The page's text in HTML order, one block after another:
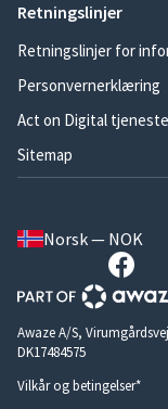
Retningslinjer
Retningslinjer for
Personvernerklæring
Act on Digital
Sitemap
Norsk — NOK
Awaze A/S,
DK17484575
Vilkår og betingelser*